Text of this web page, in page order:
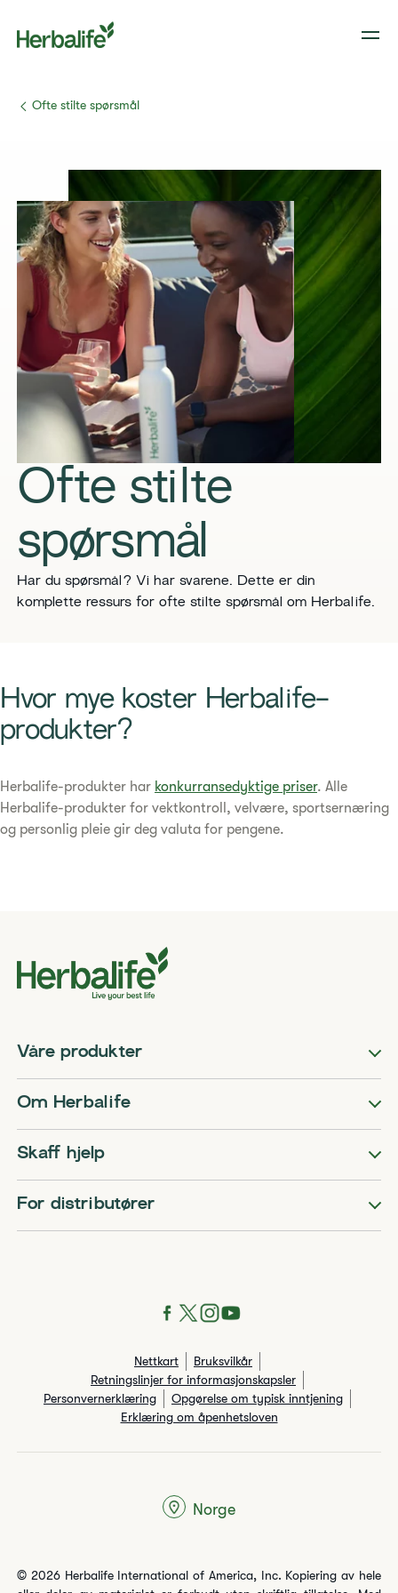
​​Ofte stilte spørsmål​
Ofte stilte
spørsmål
Har du spørsmål? Vi har svarene. Dette er din
komplette ressurs for ofte stilte spørsmål om Herbalife.
Hvor mye koster Herbalife-
produkter?
Herbalife-produkter har konkurransedyktige priser. Alle
Herbalife-produkter for vektkontroll, velvære, sportsernæring
og personlig pleie gir deg valuta for pengene.
Våre produkter
Om Herbalife
Skaff hjelp
For distributører
Nettkart
Bruksvilkår
Retningslinjer for informasjonskapsler
Personvernerklæring
Opgørelse om typisk inntjening
Erklæring om åpenhetsloven
© 2026 Herbalife International of America, Inc. Kopiering av hele
Norge